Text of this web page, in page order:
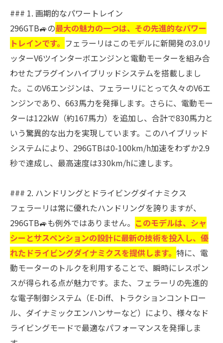
### 1. 画期的なパワートレイン
296GTB🚙の最大の魅力の一つは、その先進的なパワー
トレインです。 フェラーリはこのモデルに新開発の3.0リ
ッターV6ツインターボエンジンと電動モーターを組み合
わせたプラグインハイブリッドシステムを搭載しまし
た。このV6エンジンは、フェラーリにとって久々のV6エ
ンジンであり、663馬力を発揮します。さらに、電動モー
ターは122kW（約167馬力）を追加し、合計で830馬力と
いう驚異的な出力を実現しています。このハイブリッド
システムにより、296GTBは0-100km/h加速をわずか2.9
秒で達成し、最高速度は330km/hに達します。
### 2. ハンドリングとドライビングダイナミクス
フェラーリは常に優れたハンドリングを誇りますが、
296GTB🚙も例外ではありません。 このモデルは、シャ
シーとサスペンションの設計に最新の技術を投入し、優
れたドライビングダイナミクスを提供します。 特に、電
動モーターのトルクを利用することで、瞬時にレスポン
スが得られる点が魅力です。また、フェラーリの先進的
な電子制御システム（E-Diff、トラクションコントロー
ル、ダイナミックエンハンサーなど）により、様々なド
ライビングモードで最適なパフォーマンスを発揮しま